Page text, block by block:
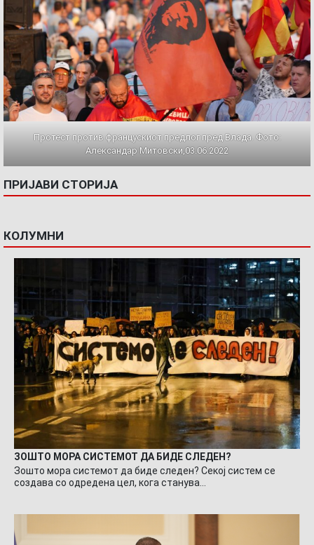
Протест против францускиот предлог пред Влада. Фото:
Александар Митовски,03.06.2022
ПРИЈАВИ СТОРИЈА
КОЛУМНИ
ЗОШТО МОРА СИСТЕМОТ ДА БИДЕ СЛЕДЕН?
Зошто мора системот да биде следен? Секој систем се
создава со одредена цел, кога станува…